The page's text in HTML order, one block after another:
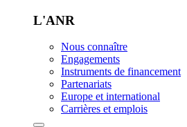
L'ANR
Nous connaître
Engagements
Instruments de financement
Partenariats
Europe et international
Carrières et emplois